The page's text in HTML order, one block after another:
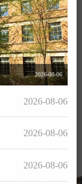
2026-08-06
2026-08-06
2026-08-06
2026-08-06